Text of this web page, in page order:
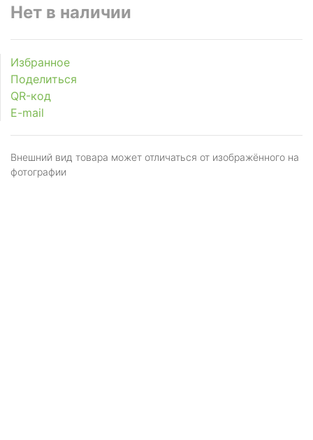
Нет в наличии
Избранное
Поделиться
QR-код
E-mail
Внешний вид товара может отличаться от изображённого на
фотографии